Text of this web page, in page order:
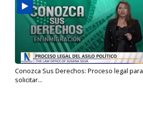
Conozca Sus Derechos: Proceso legal para
solicitar...